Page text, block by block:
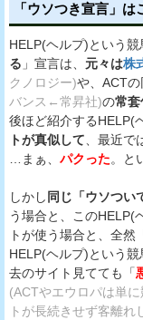
「ウソつき宣言」は
HELP(ヘルプ)という
る 」宣言は、 元々は株
クノロジー)や、ACT
バンス←常昇社)の常套
後ほど紹介するHELP(
トが真似して、最近で
…まぁ、 パクった。と
しかし 同じ「ウソつい
う場合と、このHELP(
トが使う場合と、全然
HELP(ヘルプ)という
去のサイト見てても「
(ACTやエウロパは単
トが長続きせず客離れ